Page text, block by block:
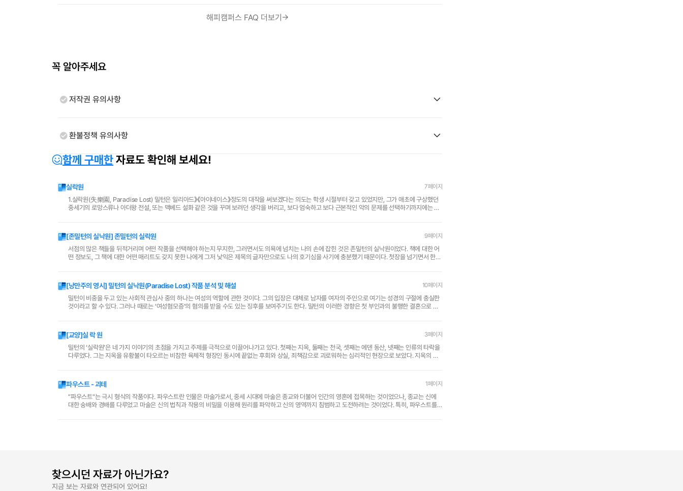
해피캠퍼스 FAQ 더보기
꼭 알아주세요
저작권 유의사항
환불정책 유의사항
함께 구매한자료도 확인해 보세요!
실락원 7페이지
1.실락원(失樂園, Paradise Lost) 밀턴은 일리아드》《아이네이스》정도의 대작을 써보겠다는 의도는 학생 시절부터 갖고 있었지만, 그가 애초에 구상했던
중세기의 로망스류나 아더왕 전설, 또는 맥베드 설화 같은 것을 꾸며 보려던 생각을 버리고, 보다 엄숙하고 보다 근본적인 악의 문제를 선택하기까지에는 상
[존밀턴의 실낙원] 존밀턴의 실락원 9페이지
서점의 많은 책들을 뒤적거리며 어떤 작품을 선택해야 하는지 무지한, 그러면서도 의욕에 넘치는 나의 손에 잡힌 것은 존밀턴의 실낙원이었다. 책에 대한 어
떤 정보도, 그 책에 대한 어떤 매리트도 갖지 못한 나에게 그저 낯익은 제목의 글자만으로도 나의 호기심을 사기에 충분했기 때문이다. 첫장을 넘기면서 한줄
[낭만주의 영시] 밀턴의 실낙원(Paradise Lost) 작품 분석 및 해설 10페이지
밀턴이 비중을 두고 있는 사회적 관심사 중의 하나는 여성의 역할에 관한 것이다. 그의 입장은 대체로 남자를 여자의 주인으로 여기는 성경의 구절에 충실한
것이라고 할 수 있다. 그러나 때로는 ‘여성혐모증’의 혐의를 받을 수도 있는 징후를 보여주기도 한다. 밀턴의 이러한 경향은 첫 부인과의 불행한 결혼으로 인
[교양]실 락 원 3페이지
밀턴의 ‘실락원’은 네 가지 이야기의 초점을 가지고 주제를 극적으로 이끌어나가고 있다. 첫째는 지옥, 둘째는 천국, 셋째는 에덴 동산, 넷째는 인류의 타락을
다루었다. 그는 지옥을 유황불이 타오르는 비참한 육체적 형장인 동시에 끝없는 후회와 상실, 죄책감으로 괴로워하는 심리적인 현장으로 보았다. 지옥의 고
파우스트 - 괴테 1페이지
"파우스트"는 극시 형식의 작품이다. 파우스트란 인물은 마술가로서, 중세 시대에 마술은 종교와 더불어 인간의 영혼에 접목하는 것이었으나, 종교는 신에
대한 숭배와 경배를 다루었고 마술은 신의 법칙과 작용의 비밀을 이용해 원리를 파악하고 신의 영역까지 침범하고 도전하려는 것이었다. 특히, 파우스트를
찾으시던 자료가 아닌가요?
지금 보는 자료와 연관되어 있어요!